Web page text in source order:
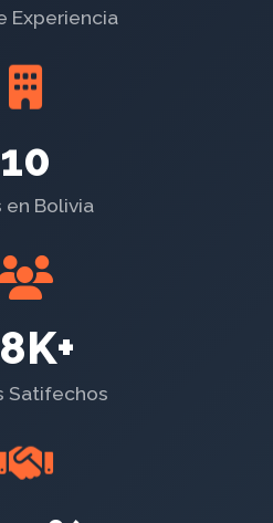
Experiencia
10
en Bolivia
Satifechos